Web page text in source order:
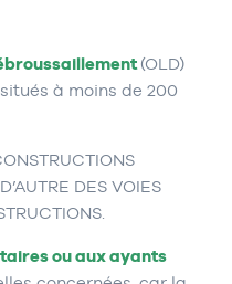
(OLD)
à moins de 200
DES VOIES
ou aux ayants